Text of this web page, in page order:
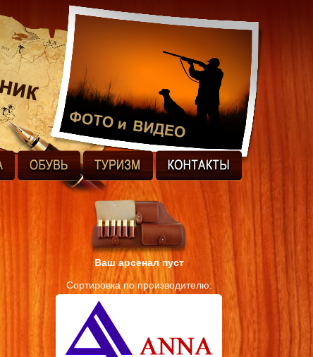
Ваш арсенал пуст
Сортировка по производителю: